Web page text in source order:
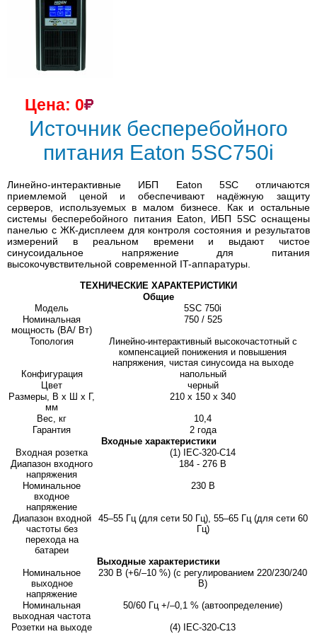
Цена: 0
Источник бесперебойного
питания Eaton 5SC750i
Линейно-интерактивные ИБП Eaton 5SC отличаются
приемлемой ценой и обеспечивают надёжную защиту
серверов, используемых в малом бизнесе. Как и остальные
системы бесперебойного питания Eaton, ИБП 5SC оснащены
панелью с ЖК-дисплеем для контроля состояния и результатов
измерений в реальном времени и выдают чистое
синусоидальное напряжение для питания
высокочувствительной современной IT-аппаратуры.
ТЕХНИЧЕСКИЕ ХАРАКТЕРИСТИКИ
Общие
Модель
5SC 750i
Номинальная
мощность (ВА/ Вт)
750 / 525
Топология
Линейно-интерактивный высокочастотный с
компенсацией понижения и повышения
напряжения, чистая синусоида на выходе
Конфигурация
напольный
Цвет
черный
Размеры, В x Ш x Г,
мм
210 x 150 x 340
Вес, кг
10,4
Гарантия
2 года
Входные характеристики
Входная розетка
(1) IEC-320-C14
Диапазон входного
напряжения
184 - 276 В
Номинальное
входное
напряжение
230 В
Диапазон входной
частоты без
перехода на
батареи
45–55 Гц (для сети 50 Гц), 55–65 Гц (для сети 60
Гц)
Выходные характеристики
Номинальное
выходное
напряжение
230 В (+6/–10 %) (с регулированием 220/230/240
В)
Номинальная
выходная частота
50/60 Гц +/–0,1 % (автоопределение)
Розетки на выходе (4) IEC-320-C13